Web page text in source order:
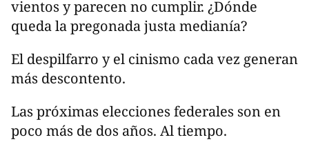
vientos y parecen no cumplir. ¿Dónde
queda la pregonada justa medianía?
El despilfarro y el cinismo cada vez generan
más descontento.
Las próximas elecciones federales son en
poco más de dos años. Al tiempo.